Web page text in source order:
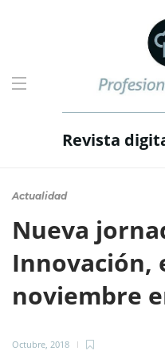
Revista
Actualidad
Nueva
Innovación,
noviembre
Octubre, 2018